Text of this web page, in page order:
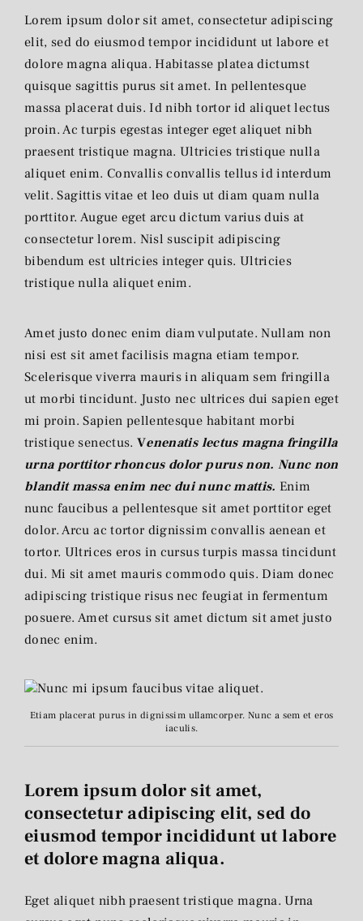
Lorem ipsum dolor sit amet, consectetur adipiscing
elit, sed do eiusmod tempor incididunt ut labore et
dolore magna aliqua. Habitasse platea dictumst
quisque sagittis purus sit amet. In pellentesque
massa placerat duis. Id nibh tortor id aliquet lectus
proin. Ac turpis egestas integer eget aliquet nibh
praesent tristique magna. Ultricies tristique nulla
aliquet enim. Convallis convallis tellus id interdum
velit. Sagittis vitae et leo duis ut diam quam nulla
porttitor. Augue eget arcu dictum varius duis at
consectetur lorem. Nisl suscipit adipiscing
bibendum est ultricies integer quis. Ultricies
tristique nulla aliquet enim.
Amet justo donec enim diam vulputate. Nullam non
nisi est sit amet facilisis magna etiam tempor.
Scelerisque viverra mauris in aliquam sem fringilla
ut morbi tincidunt. Justo nec ultrices dui sapien eget
mi proin. Sapien pellentesque habitant morbi
tristique senectus. Venenatis lectus magna fringilla
urna porttitor rhoncus dolor purus non. Nunc non
blandit massa enim nec dui nunc mattis. Enim
nunc faucibus a pellentesque sit amet porttitor eget
dolor. Arcu ac tortor dignissim convallis aenean et
tortor. Ultrices eros in cursus turpis massa tincidunt
dui. Mi sit amet mauris commodo quis. Diam donec
adipiscing tristique risus nec feugiat in fermentum
posuere. Amet cursus sit amet dictum sit amet justo
donec enim.
Etiam placerat purus in dignissim ullamcorper. Nunc a sem et eros
iaculis.
Lorem ipsum dolor sit amet,
consectetur adipiscing elit, sed do
eiusmod tempor incididunt ut labore
et dolore magna aliqua.
Eget aliquet nibh praesent tristique magna. Urna